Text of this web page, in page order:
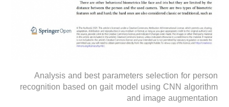
Analysis and best parameters selection for person
recognition based on gait model using CNN algorithm
and image augmentation